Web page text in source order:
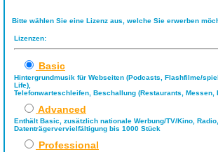
Bitte wählen Sie eine Lizenz aus, welche Sie erwerben
Lizenzen:
Basic
Hintergrundmusik für Webseiten (Podcasts, Flashfilme/
Life),
Telefonwarteschleifen, Beschallung (Restaurants, Messen,
Advanced
Enthält Basic, zusätzlich nationale Werbung/TV/Kino,
Datenträgervervielfältigung bis 1000 Stück
Professional